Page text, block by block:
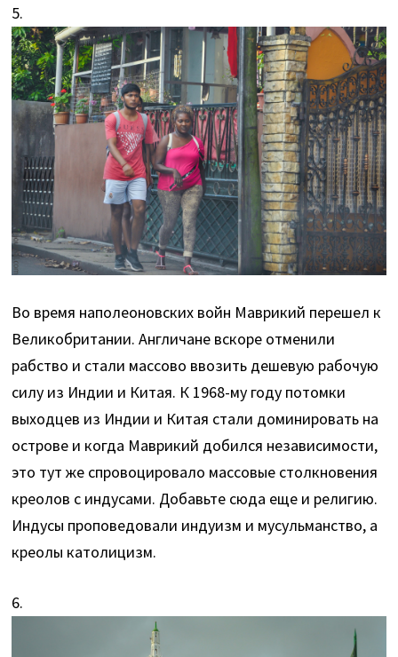
5.
Во время наполеоновских войн Маврикий перешел к
Великобритании. Англичане вскоре отменили
рабство и стали массово ввозить дешевую рабочую
силу из Индии и Китая. К 1968-му году потомки
выходцев из Индии и Китая стали доминировать на
острове и когда Маврикий добился независимости,
это тут же спровоцировало массовые столкновения
креолов с индусами. Добавьте сюда еще и религию.
Индусы проповедовали индуизм и мусульманство, а
креолы католицизм.
6.